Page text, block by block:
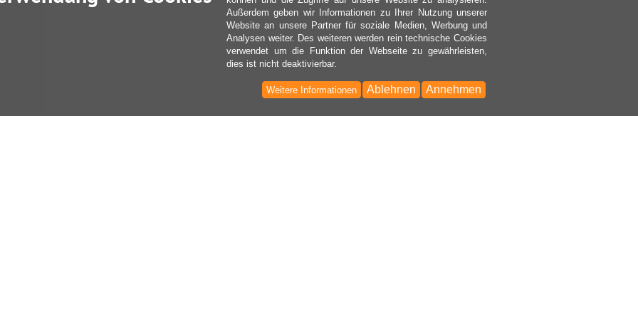
Außerdem geben wir Informationen zu Ihrer Nutzung unserer
Website an unsere Partner für soziale Medien, Werbung und
Analysen weiter. Des weiteren werden rein technische Cookies
verwendet um die Funktion der Webseite zu gewährleisten,
dies ist nicht deaktivierbar.
Annehmen
Ablehnen
Weitere Informationen